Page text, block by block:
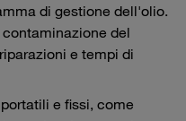
di gestione dell'olio.
del
e tempi di
portatili e fissi, come